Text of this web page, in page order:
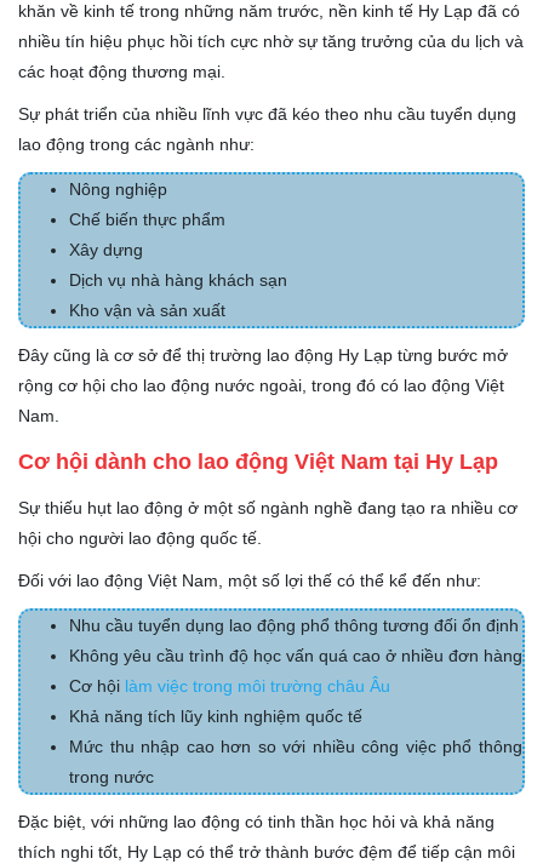
khăn về kinh tế trong những năm trước, nền kinh tế Hy Lạp đã có
nhiều tín hiệu phục hồi tích cực nhờ sự tăng trưởng của du lịch và
các hoạt động thương mại.
Sự phát triển của nhiều lĩnh vực đã kéo theo nhu cầu tuyển dụng
lao động trong các ngành như:
Nông nghiệp
Chế biến thực phẩm
Xây dựng
Dịch vụ nhà hàng khách sạn
Kho vận và sản xuất
Đây cũng là cơ sở để thị trường lao động Hy Lạp từng bước mở
rộng cơ hội cho lao động nước ngoài, trong đó có lao động Việt
Nam.
Cơ hội dành cho lao động Việt Nam tại Hy Lạp
Sự thiếu hụt lao động ở một số ngành nghề đang tạo ra nhiều cơ
hội cho người lao động quốc tế.
Đối với lao động Việt Nam, một số lợi thế có thể kể đến như:
Nhu cầu tuyển dụng lao động phổ thông tương đối ổn định
Không yêu cầu trình độ học vấn quá cao ở nhiều đơn hàng
Cơ hội làm việc trong môi trường châu Âu
Khả năng tích lũy kinh nghiệm quốc tế
Mức thu nhập cao hơn so với nhiều công việc phổ thông
trong nước
Đặc biệt, với những lao động có tinh thần học hỏi và khả năng
thích nghi tốt, Hy Lạp có thể trở thành bước đệm để tiếp cận môi